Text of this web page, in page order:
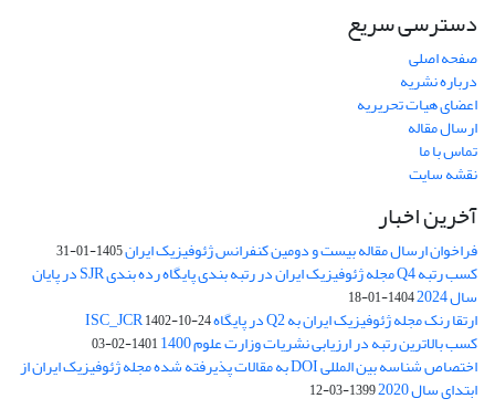
دسترسی سریع
صفحه اصلی
درباره نشریه
اعضای هیات تحریریه
ارسال مقاله
تماس با ما
نقشه سایت
آخرین اخبار
فراخوان ارسال مقاله بیست و دومین کنفرانس ژئوفیزیک ایران1405-01-31
کسب رتبه Q4 مجله ژئوفیزیک ایران در رتبه بندی پایگاه رده بندی SJR در پایان
سال 2024 1404-01-18
ارتقا رنک مجله ژئوفیزیک ایران به Q2 در پایگاه ISC_JCR 1402-10-24
کسب بالاترین رتبه در ارزیابی نشریات وزارت علوم 1400 1401-02-03
اختصاص شناسه بین المللی DOI به مقالات پذیرفته شده مجله ژئوفیزیک ایران از
ابتدای سال 2020 1399-03-12